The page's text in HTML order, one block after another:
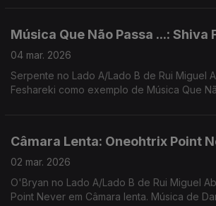
Música Que Não Passa ...: Shiva
04 mar. 2026
Serpente no Lado A/Lado B de Rui Miguel
Feshareki como exemplo de Música Que
Câmara Lenta: Oneohtrix Point
02 mar. 2026
O'Bryan no Lado A/Lado B de Rui Miguel
Point Never em Câmara lenta. Música de